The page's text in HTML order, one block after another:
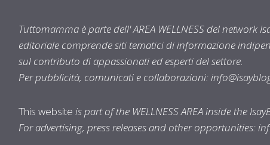
Tuttomamma è parte dell' AREA WELLNESS del network
editoriale comprende siti tematici di informazione
sul contributo di appassionati ed esperti del settore.
Per pubblicità, comunicati e collaborazioni:
This website is part of the WELLNESS AREA inside the
For advertising, press releases and other opportunities: